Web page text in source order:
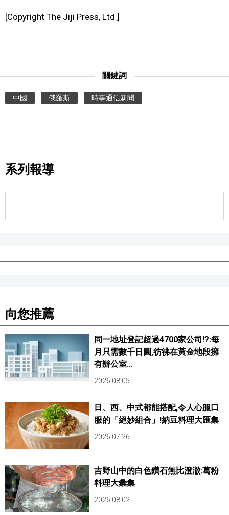
[Copyright The Jiji Press, Ltd.]
關鍵詞
中國 俄羅斯 時事通信新聞
系列報導
向您推薦
同一地址登記超過4700家公司!?:每
月只需數千日圓,彷彿在黃金地段擁
有辦公室...
2026.08.05
日、西、中式都能搭配,令人心服口
服的「絕妙組合」!納豆料理大匯集
2026.07.26
吉野山中的白色鑽石無比澄澈:葛粉
料理大彙集
2026.08.02